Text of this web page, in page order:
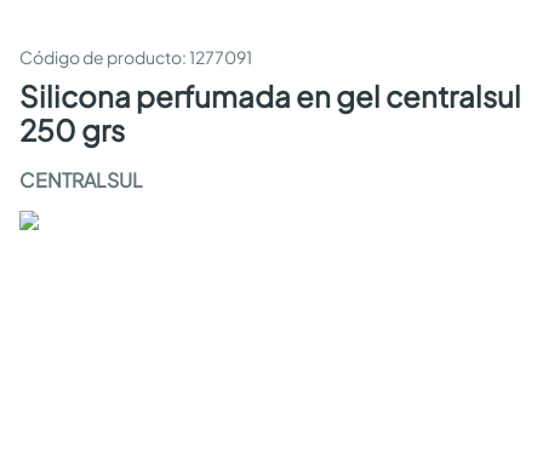
:1277091
silicona perfumada en gel centralsul
250 grs
CENTRALSUL
sanitarios
comedor
escritorio
comedores
armarios closet